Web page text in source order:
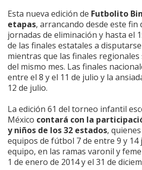
Esta nueva edición de Futbolito
etapas, arrancando desde este fin
jornadas de eliminación y hasta el
de las finales estatales a
mientras que las finales regionales
del mismo mes. Las finales
entre el 8 y el 11 de julio y la
12 de julio.
La edición 61 del torneo infantil
México contará con la
y niños de los 32 estados,
equipos de fútbol 7 de entre 9 y
equipo, en las ramas varonil y
1 de enero de 2014 y el 31 de